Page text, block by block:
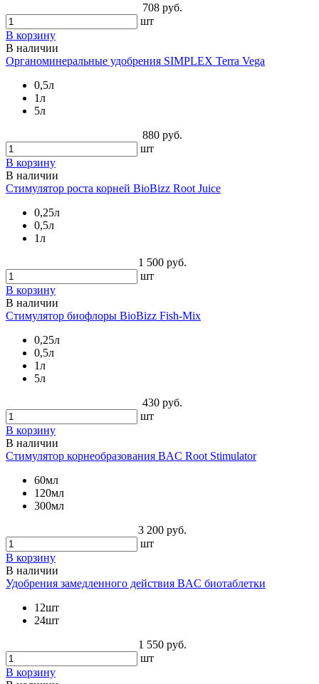
708 руб.
шт
В корзину
В наличии
Органоминеральные удобрения SIMPLEX Terra Vega
0,5л
1л
5л
880 руб.
шт
В корзину
В наличии
Стимулятор роста корней BioBizz Root Juice
0,25л
0,5л
1л
1 500 руб.
шт
В корзину
В наличии
Стимулятор биофлоры BioBizz Fish-Mix
0,25л
0,5л
1л
5л
430 руб.
шт
В корзину
В наличии
Стимулятор корнеобразования BAC Root Stimulator
60мл
120мл
300мл
3 200 руб.
шт
В корзину
В наличии
Удобрения замедленного действия BAC биотаблетки
12шт
24шт
1 550 руб.
шт
В корзину